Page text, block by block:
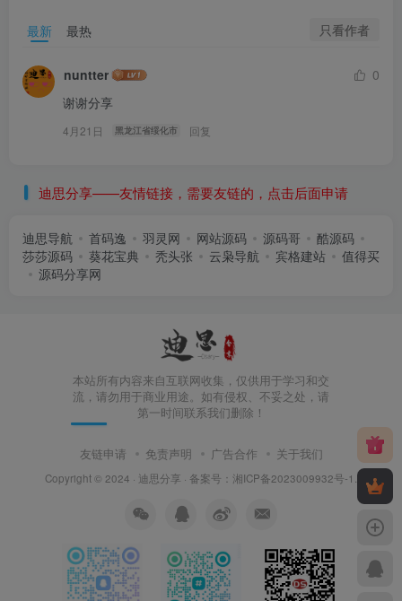
最新 最热 只看作者
nuntter
0
谢谢分享
4月21日 黑龙江省绥化市 回复
迪思分享——友情链接，需要友链的，点击后面申请
迪思导航 首码逸 羽灵网 网站源码 源码哥
酷源码
莎莎源码
葵花宝典 秃头张 云枭导航 宾格建站
值得买
源码分享网
本站所有内容来自互联网收集，仅供用于学习和交
流，请勿用于商业用途。如有侵权、不妥之处，请
第一时间联系我们删除！
友链申请 免责声明 广告合作 关于我们
Copyright © 2024 · 迪思分享 · 备案号： 湘ICP备2023009932号-1